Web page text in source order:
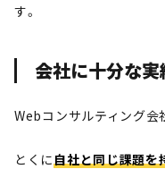
す。
会社に十分な
Webコンサルティング会
とくに自社と同じ課題を